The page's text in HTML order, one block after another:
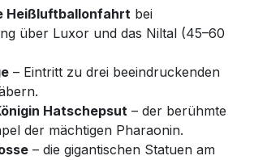
Heißluftballonfahrt bei
über Luxor und das Niltal (45–60
– Eintritt zu drei beeindruckenden
Hatschepsut – der berühmte
der mächtigen Pharaonin.
– die gigantischen Statuen am